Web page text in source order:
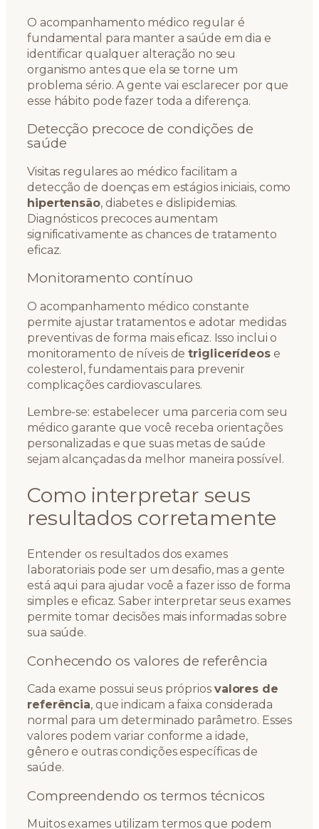
O acompanhamento médico regular é
fundamental para manter a saúde em dia e
identificar qualquer alteração no seu
organismo antes que ela se torne um
problema sério. A gente vai esclarecer por que
esse hábito pode fazer toda a diferença.
Detecção precoce de condições de
saúde
Visitas regulares ao médico facilitam a
detecção de doenças em estágios iniciais, como
hipertensão, diabetes e dislipidemias.
Diagnósticos precoces aumentam
significativamente as chances de tratamento
eficaz.
Monitoramento contínuo
O acompanhamento médico constante
permite ajustar tratamentos e adotar medidas
preventivas de forma mais eficaz. Isso inclui o
monitoramento de níveis detriglicerídeose
colesterol, fundamentais para prevenir
complicações cardiovasculares.
Lembre-se: estabelecer uma parceria com seu
médico garante que você receba orientações
personalizadas e que suas metas de saúde
sejam alcançadas da melhor maneira possível.
Como interpretar seus
resultados corretamente
Entender os resultados dos exames
laboratoriais pode ser um desafio, mas a gente
está aqui para ajudar você a fazer isso de forma
simples e eficaz. Saber interpretar seus exames
permite tomar decisões mais informadas sobre
sua saúde.
Conhecendo os valores de referência
Cada exame possui seus próprios valores de
referência, que indicam a faixa considerada
normal para um determinado parâmetro. Esses
valores podem variar conforme a idade,
gênero e outras condições específicas de
saúde.
Compreendendo os termos técnicos
Muitos exames utilizam termos que podem